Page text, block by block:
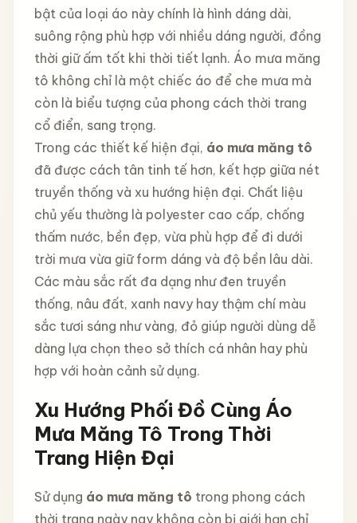
bật của loại áo này chính là hình dáng dài,
suông rộng phù hợp với nhiều dáng người, đồng
thời giữ ấm tốt khi thời tiết lạnh. Áo mưa măng
tô không chỉ là một chiếc áo để che mưa mà
còn là biểu tượng của phong cách thời trang
cổ điển, sang trọng.
Trong các thiết kế hiện đại, áo mưa măng tô
đã được cách tân tinh tế hơn, kết hợp giữa nét
truyền thống và xu hướng hiện đại. Chất liệu
chủ yếu thường là polyester cao cấp, chống
thấm nước, bền đẹp, vừa phù hợp để đi dưới
trời mưa vừa giữ form dáng và độ bền lâu dài.
Các màu sắc rất đa dạng như đen truyền
thống, nâu đất, xanh navy hay thậm chí màu
sắc tươi sáng như vàng, đỏ giúp người dùng dễ
dàng lựa chọn theo sở thích cá nhân hay phù
hợp với hoàn cảnh sử dụng.
Xu Hướng Phối Đồ Cùng Áo
Mưa Măng Tô Trong Thời
Trang Hiện Đại
Sử dụng áo mưa măng tô trong phong cách
thời trang ngày nay không còn bị giới hạn chỉ